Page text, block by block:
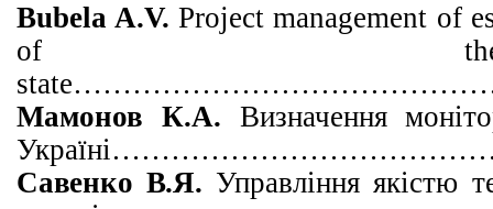
Bubela A.V. Project management of
of the
state
Мамонов К.А. Визначення
Україні
Савенко В.Я. Управління якістю